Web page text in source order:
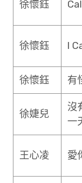
徐懷鈺
徐懷鈺 I
徐懷鈺 有
徐婕兒
沒
一
王心凌 愛